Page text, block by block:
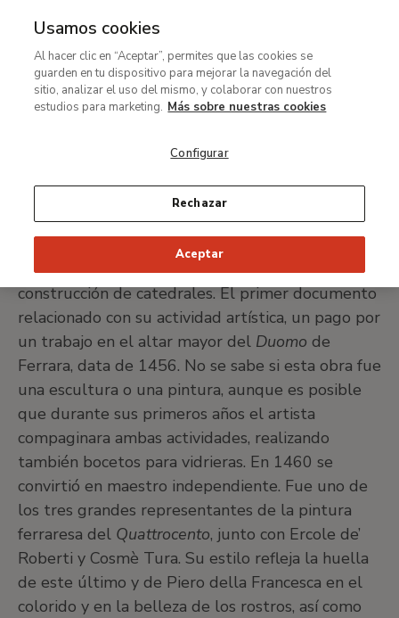
MENÚ
contenido
principal
Francesco del Cossa
Nació en Ferrara alrededor de 1435 en el seno
de una familia de artistas; su padre trabajó en la
construcción de catedrales. El primer documento
relacionado con su actividad artística, un pago por
un trabajo en el altar mayor del Duomo de
Ferrara, data de 1456. No se sabe si esta obra fue
una escultura o una pintura, aunque es posible
que durante sus primeros años el artista
compaginara ambas actividades, realizando
también bocetos para vidrieras. En 1460 se
convirtió en maestro independiente. Fue uno de
los tres grandes representantes de la pintura
ferraresa del Quattrocento, junto con Ercole de’
Roberti y Cosmè Tura. Su estilo refleja la huella
de este último y de Piero della Francesca en el
colorido y en la belleza de los rostros, así como
Usamos cookies
Al hacer clic en “Aceptar”, permites que las cookies se
guarden en tu dispositivo para mejorar la navegación del
sitio, analizar el uso del mismo, y colaborar con nuestros
estudios para marketing. Más sobre nuestras cookies
Configurar
Rechazar
Aceptar